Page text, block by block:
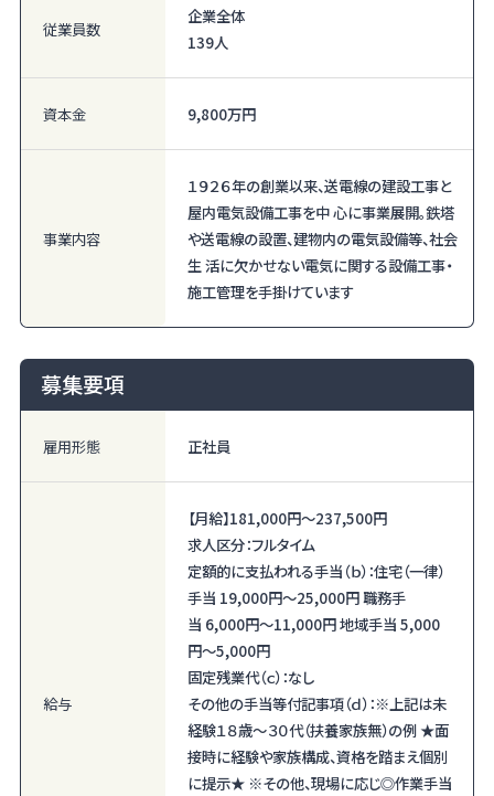
従業員数
企業全体
139人
資本金 9,800万円
事業内容
１９２６年の創業以来、送電線の建設工事と
屋内電気設備工事を中 心に事業展開。鉄塔
や送電線の設置、建物内の電気設備等、社会
生 活に欠かせない電気に関する設備工事・
施工管理を手掛けています
募集要項
雇用形態 正社員
給与
【月給】181,000円〜237,500円
求人区分：フルタイム
定額的に支払われる手当（ｂ）：住宅（一律）
手当 19,000円〜25,000円 職務手
当 6,000円〜11,000円 地域手当 5,000
円〜5,000円
固定残業代（ｃ）：なし
その他の手当等付記事項（ｄ）：※上記は未
経験１８歳～３０代（扶養家族無）の例 ★面
接時に経験や家族構成、資格を踏まえ個別
に提示★ ※その他、現場に応じ◎作業手当